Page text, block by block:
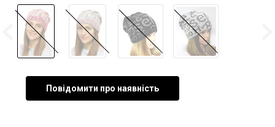
Повідомити про наявність